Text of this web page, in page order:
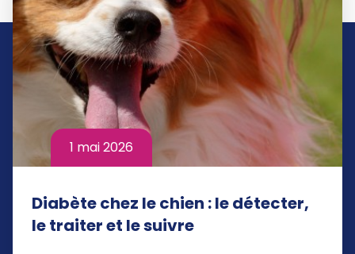
1 mai 2026
Diabète chez le chien : le détecter,
le traiter et le suivre